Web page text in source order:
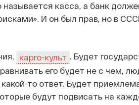
называется касса, а банк
И он был прав, но в
карго-культ . Будет
его будет не с чем,
то ответ. Будет
будут подвисать на